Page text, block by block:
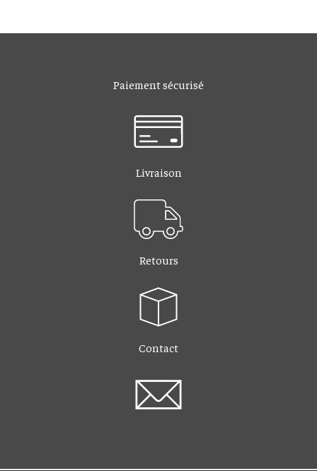
Paiement sécurisé
Livraison
Retours
Contact